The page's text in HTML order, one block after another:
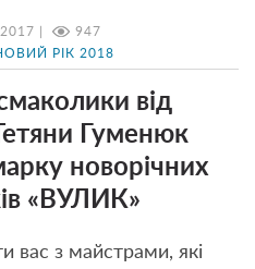
|
947
РІК 2018
від
Гуменюк
новорічних
«ВУЛИК»
вас з майстрами, які